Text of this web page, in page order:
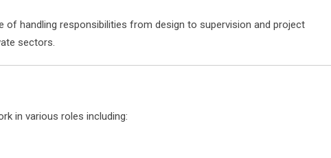
of handling responsibilities from design to supervision and project
sectors.
in various roles including: